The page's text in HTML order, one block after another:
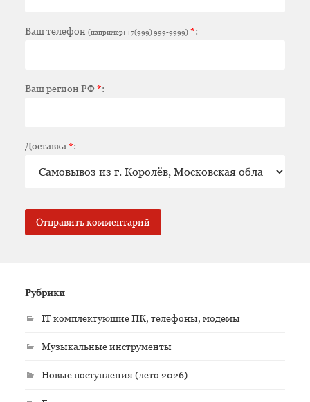
Ваш телефон (например: +7(999) 999-9999) *:
Ваш регион РФ*:
Доставка *:
Рубрики
IT комплектующие ПК, телефоны, модемы
Музыкальные инструменты
Новые поступления (лето 2026)